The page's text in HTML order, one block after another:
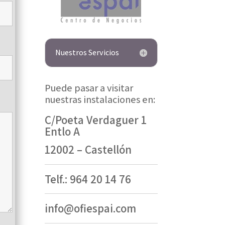
Nuestros Servicios
Puede pasar a visitar
nuestras instalaciones en:
C/Poeta Verdaguer 1
Entlo A
12002 – Castellón
Telf.: 964 20 14 76
info@ofiespai.com